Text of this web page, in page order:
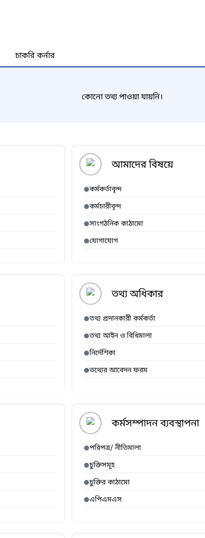
চাকরি কর্নার
কোনো তথ্য পাওয়া যায়নি।
আমাদের বিষয়ে
কর্মকর্তাবৃন্দ
কর্মচারীবৃন্দ
সাংগঠনিক কাঠামো
যোগাযোগ
তথ্য অধিকার
তথ্য প্রদানকারী কর্মকর্তা
তথ্য আইন ও বিধিমালা
নির্দেশিকা
তথ্যের আবেদন ফরম
কর্মসম্পাদন ব্যবস্থাপনা
পরিপত্র/ নীতিমালা
চুক্তিসমূহ
চুক্তির কাঠামো
এপিএমএস